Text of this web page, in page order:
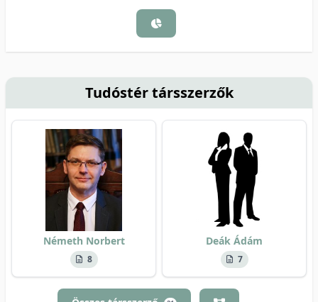
Tudóstér társszerzők
Németh Norbert
8
Deák Ádám
7